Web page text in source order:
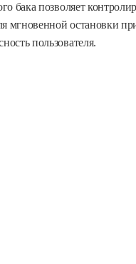
бака позволяет
остановки
пользователя.